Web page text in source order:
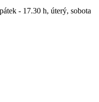
- 17.30 h, úterý, sobota